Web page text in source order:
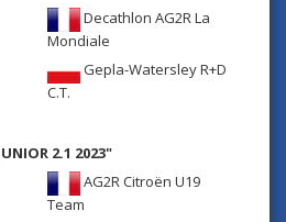
Decathlon AG2R La
Mondiale
Gepla-Watersley R+D
C.T.
2.1 2023"
AG2R Citroën U19
Team